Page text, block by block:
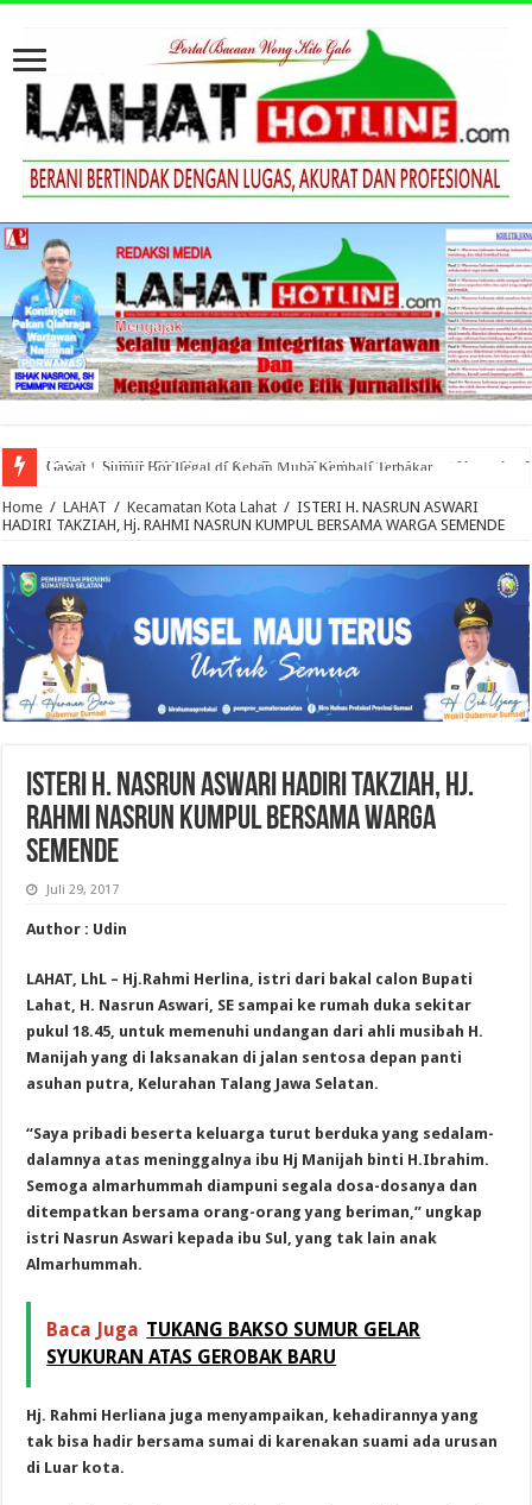
Gawat.!, Sumur Bor Ilegal di Keban Muba Kembali Terbakar
Home / LAHAT / Kecamatan Kota Lahat / ISTERI H. NASRUN ASWARI
HADIRI TAKZIAH, Hj. RAHMI NASRUN KUMPUL BERSAMA WARGA SEMENDE
ISTERI H. NASRUN ASWARI HADIRI TAKZIAH, Hj.
RAHMI NASRUN KUMPUL BERSAMA WARGA
SEMENDE
Juli 29, 2017
Author : Udin
LAHAT, LhL – Hj.Rahmi Herlina, istri dari bakal calon Bupati
Lahat, H. Nasrun Aswari, SE sampai ke rumah duka sekitar
pukul 18.45, untuk memenuhi undangan dari ahli musibah H.
Manijah yang di laksanakan di jalan sentosa depan panti
asuhan putra, Kelurahan Talang Jawa Selatan.
“Saya pribadi beserta keluarga turut berduka yang sedalam-
dalamnya atas meninggalnya ibu Hj Manijah binti H.Ibrahim.
Semoga almarhummah diampuni segala dosa-dosanya dan
ditempatkan bersama orang-orang yang beriman,” ungkap
istri Nasrun Aswari kepada ibu Sul, yang tak lain anak
Almarhummah.
Baca Juga TUKANG BAKSO SUMUR GELAR
SYUKURAN ATAS GEROBAK BARU
Hj. Rahmi Herliana juga menyampaikan, kehadirannya yang
tak bisa hadir bersama sumai di karenakan suami ada urusan
di Luar kota.